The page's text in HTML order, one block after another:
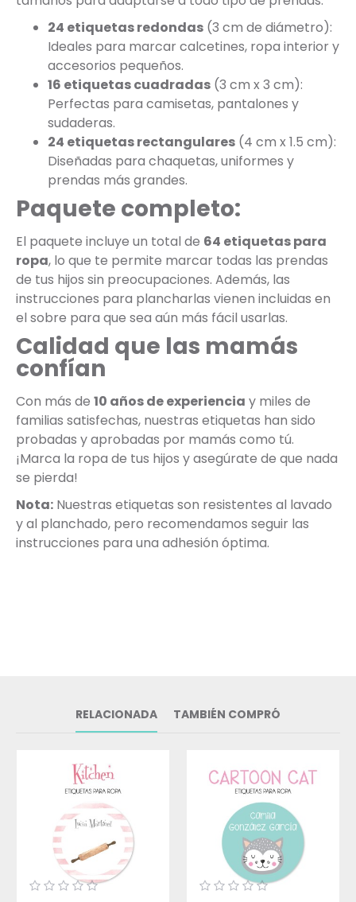
24 etiquetas redondas (3 cm de diámetro):
Ideales para marcar calcetines, ropa interior y
accesorios pequeños.
16 etiquetas cuadradas (3 cm x 3 cm):
Perfectas para camisetas, pantalones y
sudaderas.
24 etiquetas rectangulares (4 cm x 1.5 cm):
Diseñadas para chaquetas, uniformes y
prendas más grandes.
Paquete completo:
El paquete incluye un total de 64 etiquetas para
ropa, lo que te permite marcar todas las prendas
de tus hijos sin preocupaciones. Además, las
instrucciones para plancharlas vienen incluidas en
el sobre para que sea aún más fácil usarlas.
Calidad que las mamás
confían
Con más de 10 años de experiencia y miles de
familias satisfechas, nuestras etiquetas han sido
probadas y aprobadas por mamás como tú.
¡Marca la ropa de tus hijos y asegúrate de que nada
se pierda!
Nota: Nuestras etiquetas son resistentes al lavado
y al planchado, pero recomendamos seguir las
instrucciones para una adhesión óptima.
RELACIONADA TAMBIÉN COMPRÓ